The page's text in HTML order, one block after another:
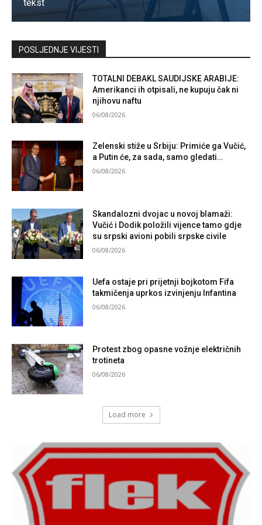
tekst
Kontaktirajte nas
POSLJEDNJE VIJESTI
TOTALNI DEBAKL SAUDIJSKE ARABIJE:
Amerikanci ih otpisali, ne kupuju čak ni
njihovu naftu
06/08/2026
Zelenski stiže u Srbiju: Primiće ga Vučić,
a Putin će, za sada, samo gledati…
06/08/2026
Skandalozni dvojac u novoj blamaži:
Vučić i Dodik položili vijence tamo gdje
su srpski avioni pobili srpske civile
06/08/2026
Uefa ostaje pri prijetnji bojkotom Fifa
takmičenja uprkos izvinjenju Infantina
06/08/2026
Protest zbog opasne vožnje električnih
trotineta
06/08/2026
Load more